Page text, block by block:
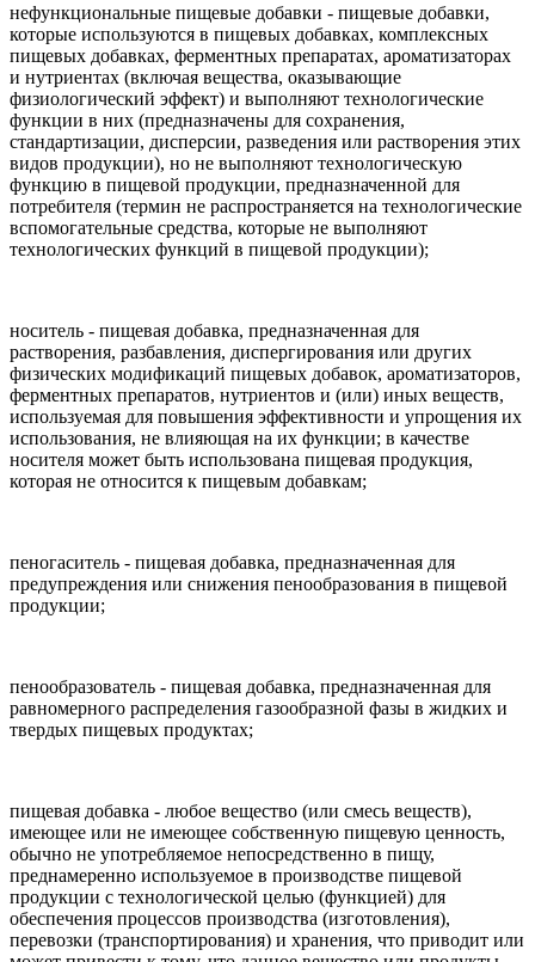
нефункциональные пищевые добавки - пищевые добавки,
которые используются в пищевых добавках, комплексных
пищевых добавках, ферментных препаратах, ароматизаторах
и нутриентах (включая вещества, оказывающие
физиологический эффект) и выполняют технологические
функции в них (предназначены для сохранения,
стандартизации, дисперсии, разведения или растворения этих
видов продукции), но не выполняют технологическую
функцию в пищевой продукции, предназначенной для
потребителя (термин не распространяется на технологические
вспомогательные средства, которые не выполняют
технологических функций в пищевой продукции);
носитель - пищевая добавка, предназначенная для
растворения, разбавления, диспергирования или других
физических модификаций пищевых добавок, ароматизаторов,
ферментных препаратов, нутриентов и (или) иных веществ,
используемая для повышения эффективности и упрощения их
использования, не влияющая на их функции; в качестве
носителя может быть использована пищевая продукция,
которая не относится к пищевым добавкам;
пеногаситель - пищевая добавка, предназначенная для
предупреждения или снижения пенообразования в пищевой
продукции;
пенообразователь - пищевая добавка, предназначенная для
равномерного распределения газообразной фазы в жидких и
твердых пищевых продуктах;
пищевая добавка - любое вещество (или смесь веществ),
имеющее или не имеющее собственную пищевую ценность,
обычно не употребляемое непосредственно в пищу,
преднамеренно используемое в производстве пищевой
продукции с технологической целью (функцией) для
обеспечения процессов производства (изготовления),
перевозки (транспортирования) и хранения, что приводит или